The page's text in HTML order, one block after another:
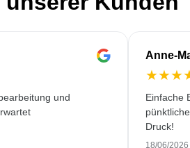
und
Anne-
★★★
Einfache
Druck!
18/06/2026